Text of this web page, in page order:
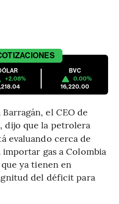
+2.08%
BVC
0.00%
16,220.00
el CEO de
, dijo que la petrolera
evaluando cerca de
gas a Colombia
ya tienen en
del déficit para